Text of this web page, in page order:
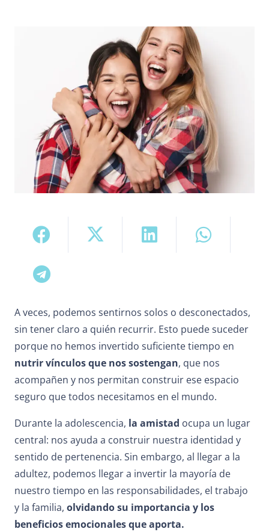
A veces, podemos sentirnos solos o desconectados,
sin tener claro a quién recurrir. Esto puede suceder
porque no hemos invertido suficiente tiempo en
nutrir vínculos que nos sostengan, que nos
acompañen y nos permitan construir ese espacio
seguro que todos necesitamos en el mundo.
Durante la adolescencia, la amistad ocupa un lugar
central: nos ayuda a construir nuestra identidad y
sentido de pertenencia. Sin embargo, al llegar a la
adultez, podemos llegar a invertir la mayoría de
nuestro tiempo en las responsabilidades, el trabajo
y la familia, olvidando su importancia y los
beneficios emocionales que aporta.